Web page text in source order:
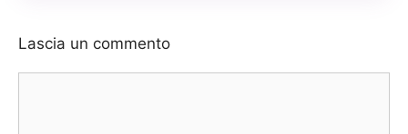
Lascia un commento